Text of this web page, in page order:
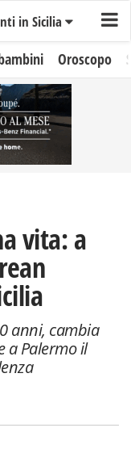
in Sicilia
Oroscopo
vita: a
anni, cambia
a Palermo il